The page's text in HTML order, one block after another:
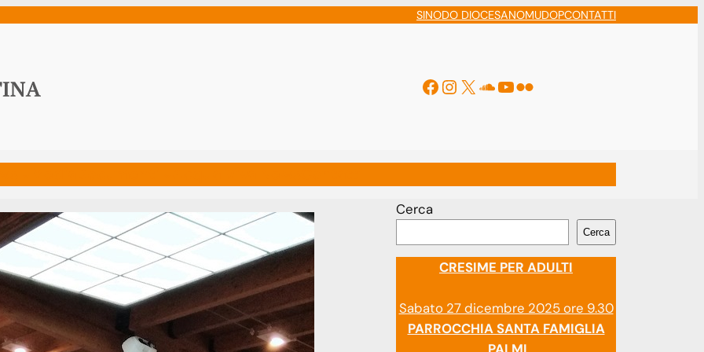
SINODO DIOCESANOMUDOPCONTATTI
Facebook
Instagram
X Soundcloud
YouTube
Flickr
Cerca
Cerca
CRESIME PER ADULTI
Sabato 27 dicembre 2025 ore 9.30
PARROCCHIA SANTA FAMIGLIA